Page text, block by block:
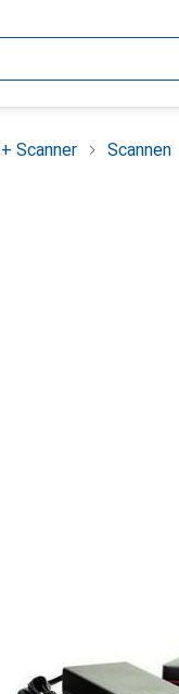
Scanner Scannen